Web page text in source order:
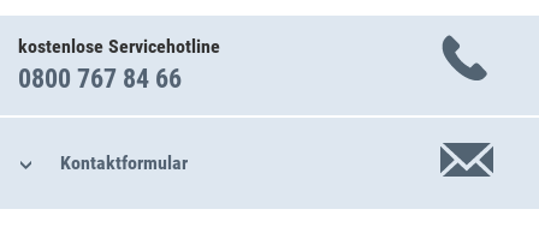
kostenlose Servicehotline
0800 767 84 66
Kontaktformular